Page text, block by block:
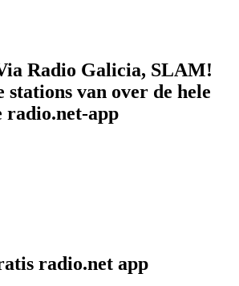
Radio Galicia, SLAM!
stations van over de hele
radio.net-app
radio.net app